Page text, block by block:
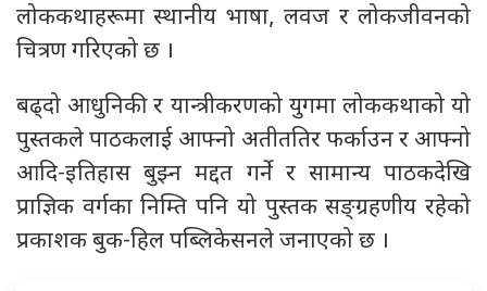
लोककथाहरूमा स्थानीय भाषा, लवज र लोकजीवनको
चित्रण गरिएको छ ।
बढ्दो आधुनिकी र यान्त्रीकरणको युगमा लोककथाको यो
पुस्तकले पाठकलाई आफ्नो अतीततिर फर्काउन र आफ्नो
आदि-इतिहास बुझ्न मद्दत गर्ने र सामान्य पाठकदेखि
प्राज्ञिक वर्गका निम्ति पनि यो पुस्तक सङ्ग्रहणीय रहेको
प्रकाशक बुक-हिल पब्लिकेसनले जनाएको छ ।